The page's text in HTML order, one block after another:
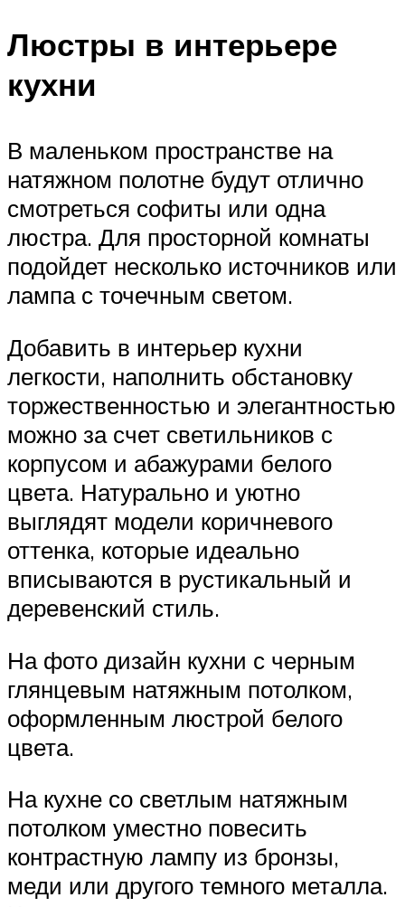
Люстры в интерьере
кухни
В маленьком пространстве на
натяжном полотне будут отлично
смотреться софиты или одна
люстра. Для просторной комнаты
подойдет несколько источников или
лампа с точечным светом.
Добавить в интерьер кухни
легкости, наполнить обстановку
торжественностью и элегантностью
можно за счет светильников с
корпусом и абажурами белого
цвета. Натурально и уютно
выглядят модели коричневого
оттенка, которые идеально
вписываются в рустикальный и
деревенский стиль.
На фото дизайн кухни с черным
глянцевым натяжным потолком,
оформленным люстрой белого
цвета.
На кухне со светлым натяжным
потолком уместно повесить
контрастную лампу из бронзы,
меди или другого темного металла.